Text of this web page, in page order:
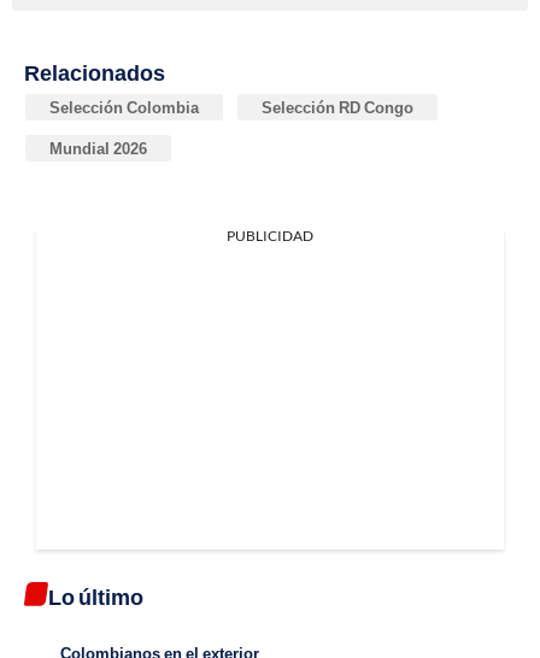
Relacionados
Selección Colombia Selección RD Congo
Mundial 2026
PUBLICIDAD
Lo último
Colombianos en el exterior